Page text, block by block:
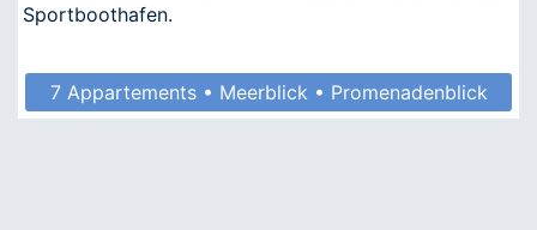
Sportboothafen.
7 Appartements • Meerblick • Promenadenblick